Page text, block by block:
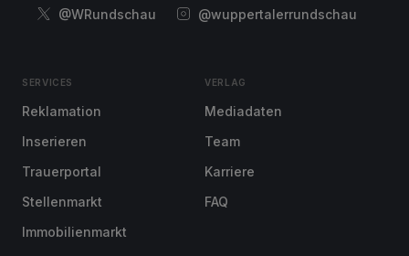
@WRundschau
@wuppertalerrundschau
SERVICES
Reklamation
Inserieren
Trauerportal
Stellenmarkt
Immobilienmarkt
VERLAG
Mediadaten
Team
Karriere
FAQ